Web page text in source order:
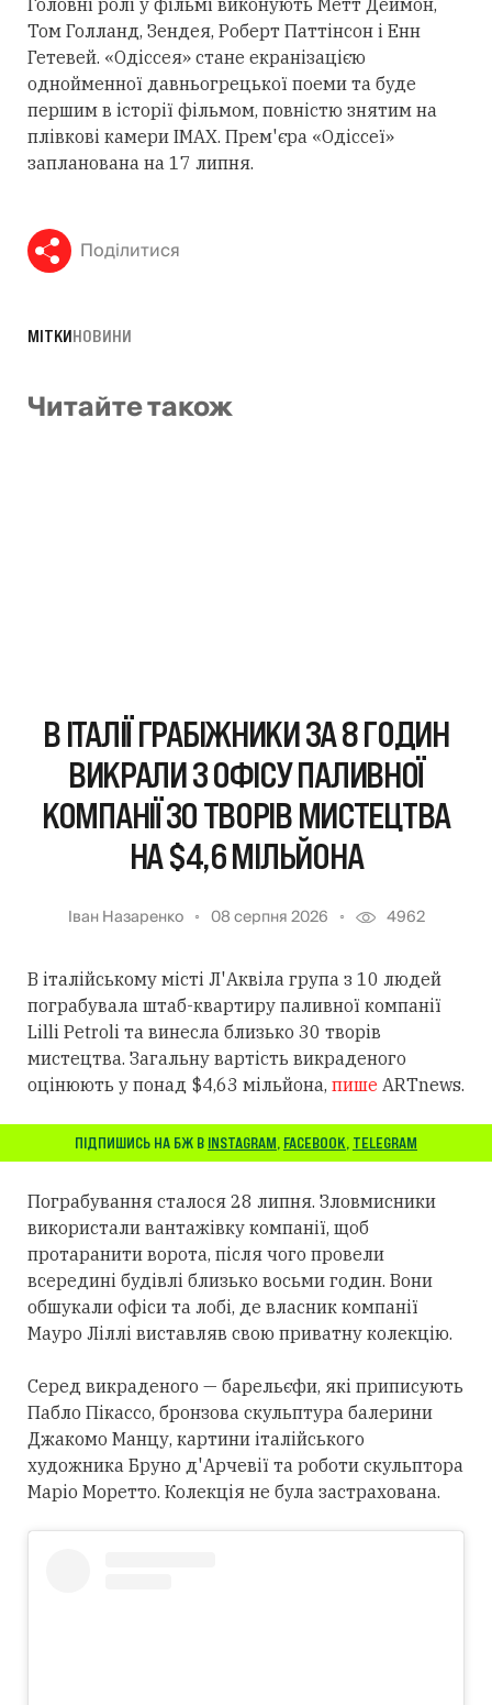
Том Голланд, Зендея, Роберт Паттінсон і Енн
Гетевей. «Одіссея» стане екранізацією
однойменної давньогрецької поеми та буде
першим в історії фільмом, повністю знятим на
плівкові камери IMAX. Прем'єра «Одіссеї»
запланована на 17 липня.
Поділитися
МІТКИНОВИНИ
Читайте також
В ІТАЛІЇ ГРАБІЖНИКИ ЗА 8 ГОДИН
ВИКРАЛИ З ОФІСУ ПАЛИВНОЇ
КОМПАНІЇ 30 ТВОРІВ МИСТЕЦТВА
НА $4,6 МІЛЬЙОНА
Іван Назаренко 08 серпня 2026 4962
В італійському місті Л'Аквіла група з 10 людей
пограбувала штаб-квартиру паливної компанії
Lilli Petroli та винесла близько 30 творів
мистецтва. Загальну вартість викраденого
оцінюють у понад $4,63 мільйона, пише ARTnews.
ПІДПИШИСЬ НА БЖ В INSTAGRAM, FACEBOOK, TELEGRAM
Пограбування сталося 28 липня. Зловмисники
використали вантажівку компанії, щоб
протаранити ворота, після чого провели
всередині будівлі близько восьми годин. Вони
обшукали офіси та лобі, де власник компанії
Мауро Ліллі виставляв свою приватну колекцію.
Серед викраденого — барельєфи, які приписують
Пабло Пікассо, бронзова скульптура балерини
Джакомо Манцу, картини італійського
художника Бруно д'Арчевії та роботи скульптора
Маріо Моретто. Колекція не була застрахована.